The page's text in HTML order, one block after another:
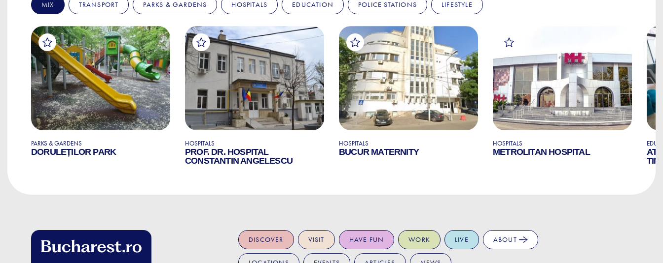
MIX TRANSPORT PARKS & GARDENS HOSPITALS EDUCATION POLICE STATIONS LIFESTYLE
PARKS & GARDENS
DORULEȚILOR PARK
HOSPITALS
PROF. DR. HOSPITAL
CONSTANTIN ANGELESCU
HOSPITALS
BUCUR MATERNITY
HOSPITALS
METROLITAN HOSPITAL
DISCOVER VISIT HAVE FUN WORK LIVE ABOUT